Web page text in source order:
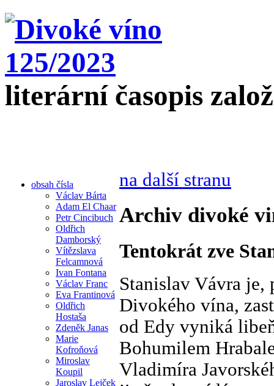
literární časopis
obsah čísla
Václav Bárta
Adam El Chaar
Petr Cincibuch
Oldřich
Damborský
Vítězslava
Felcamnová
Ivan Fontana
Václav Franc
Eva Frantinová
Oldřich
Hostaša
Zdeněk Janas
Marie
Kofroňová
Miroslav
Koupil
Jaroslav Lejček
na další stranu
Archiv divoké
Tentokrát zve
Stanislav Vávra je,
Divokého vína,
od Edy vyniká
Bohumilem
Vladimíra